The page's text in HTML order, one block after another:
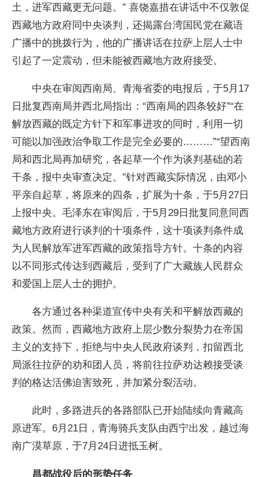
土，进军西藏更无问题。” 喜饶嘉措在讲话中不仅敦促
西藏地方政府同中央谈判，还揭露台湾国民党在藏语
广播中的挑拨行为，他的广播讲话在拉萨上层人士中
引起了一定震动，但未能被西藏地方政府接受。
中央在审阅西南局、青海省委的电报后，于5月17
日批复西南局并西北局指出：“西南局的四条较好”“在
解放西藏的既定方针下和军事进攻的同时，利用一切
可能以加强政治争取工作是完全必要的………”“望西南
局和西北局再加研究，各起草一个作为谈判基础的若
干条，报中央审查决定。”针对西藏实际情况，由邓小
平亲自起草，将原来的四条，扩展为十条，于5月27日
上报中央。毛泽东在审阅后，于5月29日批复同意同西
藏地方政府进行谈判的十项条件，这十项谈判条件成
为人民解放军进军西藏的政策指导方针。十条的内容
以不同形式传达到西藏后，受到了广大藏族人民群众
和爱国上层人士的拥护。
各方通过各种渠道宣传中央有关和平解放西藏的
政策。然而，西藏地方政府上层少数分裂势力在帝国
主义的支持下，拒绝与中央人民政府谈判，扣留西北
局派往拉萨的劝和团人员，将前往拉萨劝达赖接受谈
判的格达活佛迫害致死，并加紧分裂活动。
此时，多路进兵的各路部队已开始陆续向青藏高
原进军。6月21日，青海骑兵支队由西宁出发，越过海
南广漠草原，于7月24日进抵玉树。
昌都战役后的形势任务